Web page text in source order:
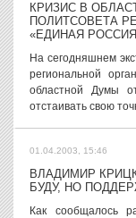
КРИЗИС В
ПОЛИТСОВЕТА
«ЕДИНАЯ
На сегодняшнем
региональной
областной Думы
отстаивать свою
01.04.2003, 15:46
ВЛАДИМИР
БУДУ, НО
Как сообщалось